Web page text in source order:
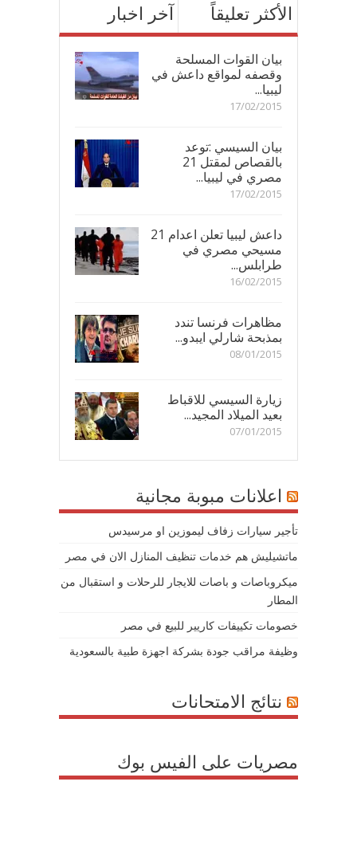
آخر اخبار الأكثر تعليقاً
بيان القوات المسلحة
وقصفه لمواقع داعش في
ليبيا...
17/02/2015
بيان السيسي :توعد
بالقصاص لمقتل 21
مصري في ليبيا...
17/02/2015
داعش ليبيا تعلن اعدام 21
مسيحي مصري في
طرابلس...
16/02/2015
مظاهرات فرنسا تندد
بمذبحة شارلي ايبدو...
08/01/2015
زيارة السيسي للاقباط
بعيد الميلاد المجيد...
07/01/2015
اعلانات مبوبة مجانية
تأجير سيارات زفاف ليموزين او مرسيدس
ماتشيليش هم خدمات تنظيف المنازل الان في مصر
ميكروباصات و باصات للايجار للرحلات و استقبال من
المطار
خصومات تكييفات كاريير للبيع في مصر
وظيفة مراقب جودة بشركة اجهزة طبية بالسعودية
نتائج الامتحانات
مصريات على الفيس بوك